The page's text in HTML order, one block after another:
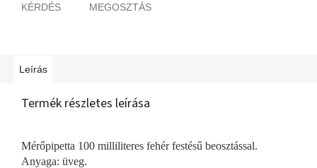
KÉRDÉS MEGOSZTÁS
Leírás
Termék részletes leírása
Mérőpipetta 100 milliliteres fehér festésű beosztással.
Anyaga: üveg.